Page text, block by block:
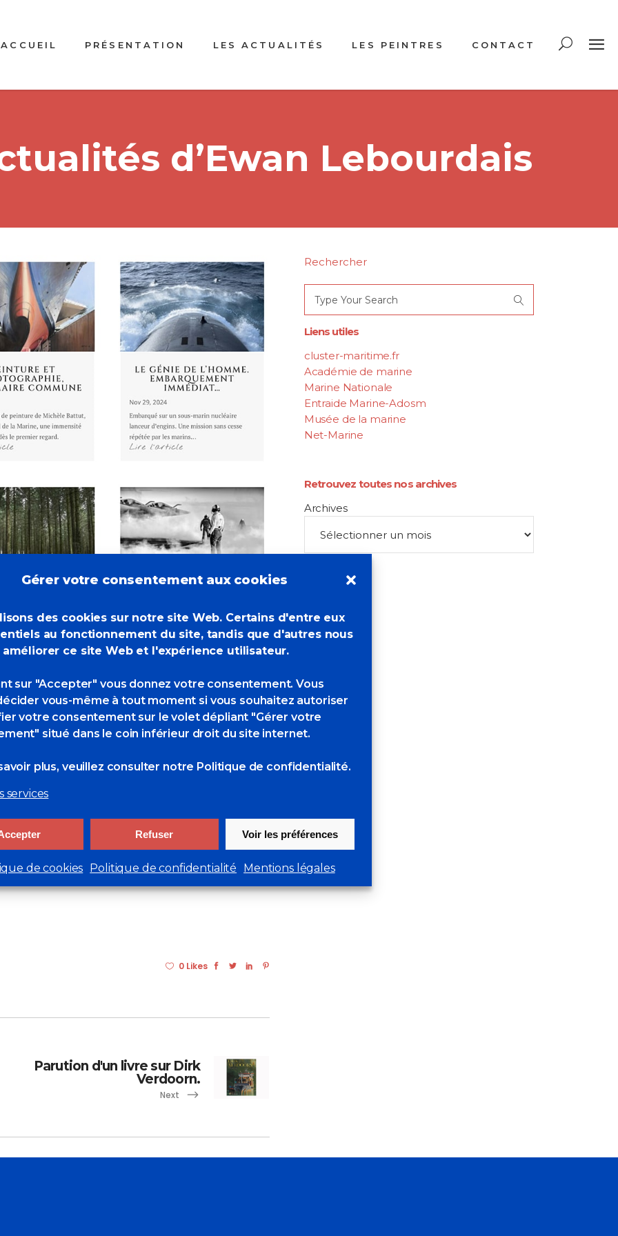
Gérer votre consentement aux cookies
des cookies sur notre site Web. Certains d'entre eux
au fonctionnement du site, tandis que d'autres nous
améliorer ce site Web et l'expérience utilisateur.
sur "Accepter" vous donnez votre consentement. Vous
vous-même à tout moment si vous souhaitez autoriser
votre consentement sur le volet dépliant "Gérer votre
situé dans le coin inférieur droit du site internet.
plus, veuillez consulter notre Politique de confidentialité.
services
Refuser Voir les préférences
de cookies Politique de confidentialité Mentions légales
ACCUEIL PRÉSENTATION LES ACTUALITÉS LES PEINTRES CONTACT
d’Ewan Lebourdais
d’Ewan
Lebourdais.
en Bretagne… avec toujours de belles photos !
0 Likes
Parution d'un livre sur Dirk
Verdoorn.
Next
Rechercher
for:
Liens utiles
cluster-maritime.fr
Académie de marine
Marine Nationale
Entraide Marine-Adosm
Musée de la marine
Net-Marine
Retrouvez toutes nos archives
Archives